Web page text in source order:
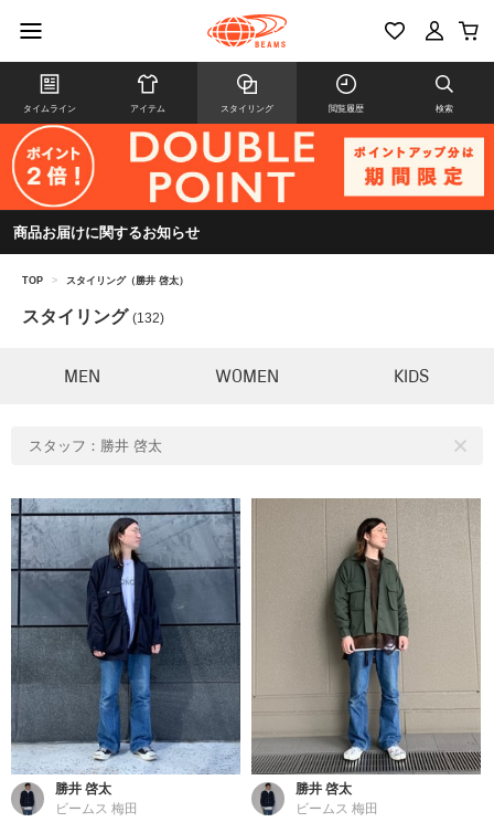
タイムライン アイテム スタイリング 閲覧履歴 検索
商品お届けに関するお知らせ
TOP > スタイリング（勝井 啓太）
スタイリング (132)
MEN WOMEN KIDS
スタッフ：勝井 啓太
勝井 啓太
ビームス 梅田
勝井 啓太
ビームス 梅田